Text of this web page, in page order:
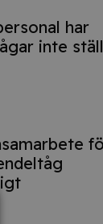
har
inte